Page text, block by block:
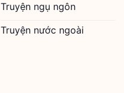
Truyện ngụ ngôn
Truyện nước ngoài